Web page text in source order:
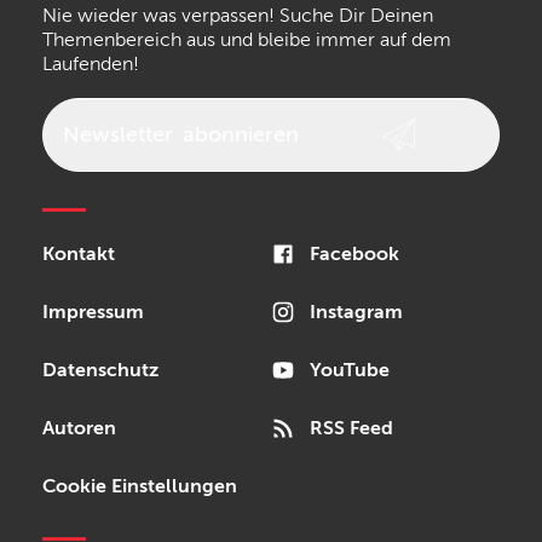
Walrus Audio Epiphone
Nie wieder was verpassen! Suche Dir Deinen
Themenbereich aus und bleibe immer auf dem
Laufenden!
Kontakt
Impressum
Datenschutz
Autoren
Cookie Einstellungen
Facebook
Instagram
YouTube
RSS Feed